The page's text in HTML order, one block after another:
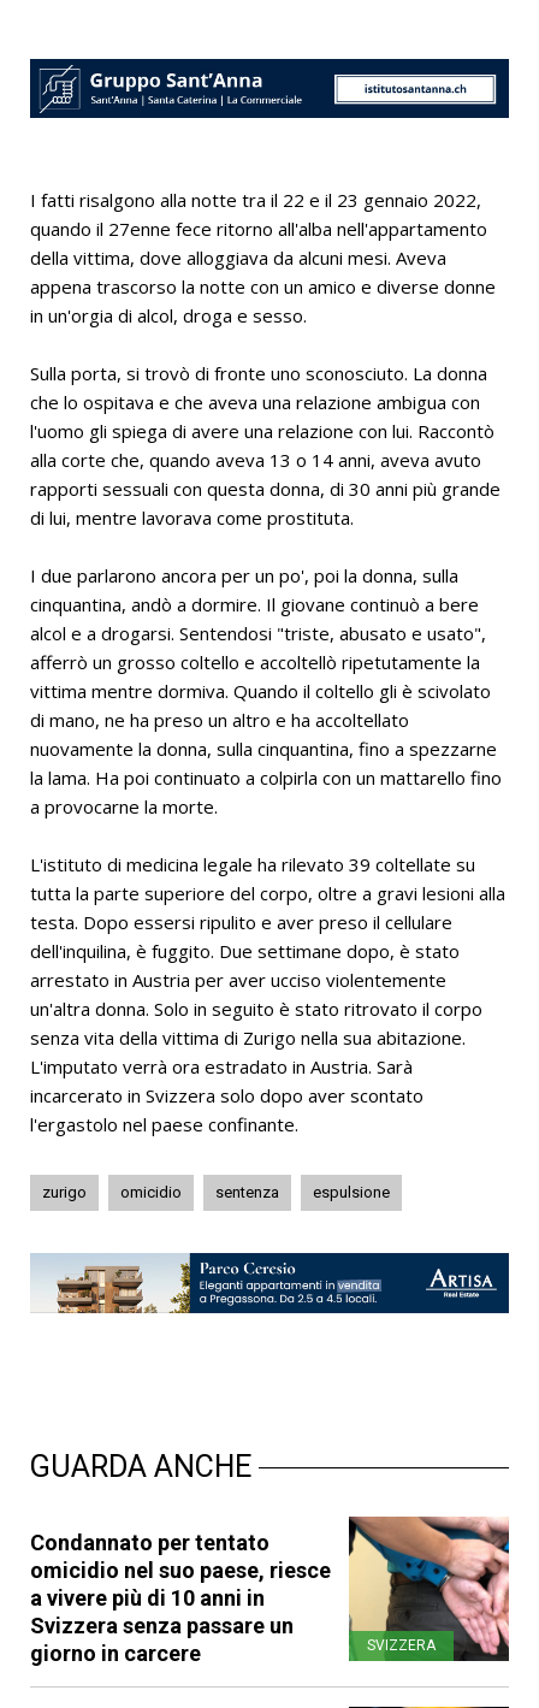
I fatti risalgono alla notte tra il 22 e il 23 gennaio 2022,
quando il 27enne fece ritorno all'alba nell'appartamento
della vittima, dove alloggiava da alcuni mesi. Aveva
appena trascorso la notte con un amico e diverse donne
in un'orgia di alcol, droga e sesso.
Sulla porta, si trovò di fronte uno sconosciuto. La donna
che lo ospitava e che aveva una relazione ambigua con
l'uomo gli spiega di avere una relazione con lui. Raccontò
alla corte che, quando aveva 13 o 14 anni, aveva avuto
rapporti sessuali con questa donna, di 30 anni più grande
di lui, mentre lavorava come prostituta.
I due parlarono ancora per un po', poi la donna, sulla
cinquantina, andò a dormire. Il giovane continuò a bere
alcol e a drogarsi. Sentendosi "triste, abusato e usato",
afferrò un grosso coltello e accoltellò ripetutamente la
vittima mentre dormiva. Quando il coltello gli è scivolato
di mano, ne ha preso un altro e ha accoltellato
nuovamente la donna, sulla cinquantina, fino a spezzarne
la lama. Ha poi continuato a colpirla con un mattarello fino
a provocarne la morte.
L'istituto di medicina legale ha rilevato 39 coltellate su
tutta la parte superiore del corpo, oltre a gravi lesioni alla
testa. Dopo essersi ripulito e aver preso il cellulare
dell'inquilina, è fuggito. Due settimane dopo, è stato
arrestato in Austria per aver ucciso violentemente
un'altra donna. Solo in seguito è stato ritrovato il corpo
senza vita della vittima di Zurigo nella sua abitazione.
L'imputato verrà ora estradato in Austria. Sarà
incarcerato in Svizzera solo dopo aver scontato
l'ergastolo nel paese confinante.
zurigo omicidio sentenza espulsione
GUARDA ANCHE
Condannato per tentato
omicidio nel suo paese, riesce
a vivere più di 10 anni in
Svizzera senza passare un
giorno in carcere
SVIZZERA